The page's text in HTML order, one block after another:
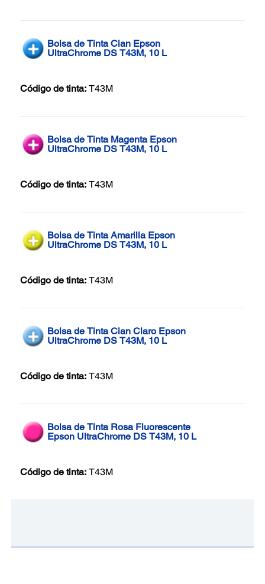
Bolsa de Tinta Cian Epson
UltraChrome DS T43M, 10 L
Código de tinta: T43M
Bolsa de Tinta Magenta Epson
UltraChrome DS T43M, 10 L
Código de tinta: T43M
Bolsa de Tinta Amarilla Epson
UltraChrome DS T43M, 10 L
Código de tinta: T43M
Bolsa de Tinta Cian Claro Epson
UltraChrome DS T43M, 10 L
Código de tinta: T43M
Bolsa de Tinta Rosa Fluorescente
Epson UltraChrome DS T43M, 10 L
Código de tinta: T43M